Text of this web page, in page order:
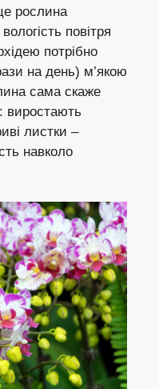
рослина
повітря
потрібно
на день) м’якою
сама скаже
виростають
листки –
навколо